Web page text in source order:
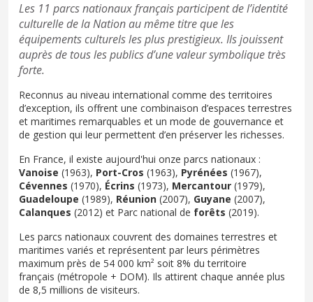
Les 11 parcs nationaux français participent de l’identité
culturelle de la Nation au même titre que les
équipements culturels les plus prestigieux. Ils jouissent
auprès de tous les publics d’une valeur symbolique très
forte.
Reconnus au niveau international comme des territoires
d’exception, ils offrent une combinaison d’espaces terrestres
et maritimes remarquables et un mode de gouvernance et
de gestion qui leur permettent d’en préserver les richesses.
En France, il existe aujourd'hui onze parcs nationaux :
Vanoise (1963), Port-Cros (1963), Pyrénées (1967),
Cévennes (1970), Écrins (1973), Mercantour (1979),
Guadeloupe (1989), Réunion (2007), Guyane (2007),
Calanques (2012) et Parc national de forêts (2019).
Les parcs nationaux couvrent des domaines terrestres et
maritimes variés et représentent par leurs périmètres
maximum près de 54 000 km² soit 8% du territoire
français (métropole + DOM). Ils attirent chaque année plus
de 8,5 millions de visiteurs.